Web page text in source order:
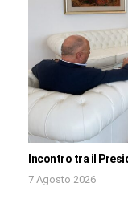
Incontro tra il
7 Agosto 2026